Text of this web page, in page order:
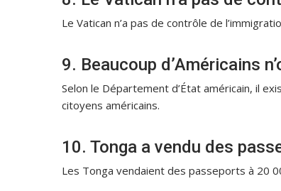
Le Vatican n’a pas de contrôle de
9. Beaucoup d’Américains
Selon le Département d’État américain, il
citoyens américains.
10. Tonga a vendu des
Les Tonga vendaient des passeports à 20